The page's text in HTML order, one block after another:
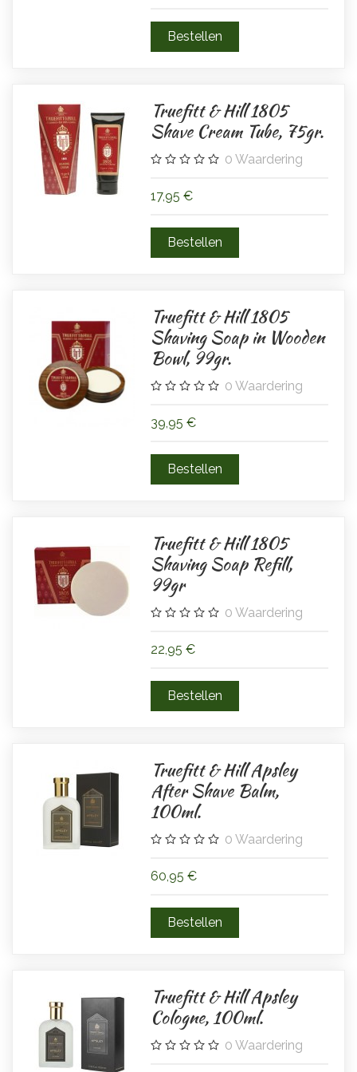
Truefitt & Hill 1805
Shave Cream Tube, 75gr.
0 Waardering
17,95 €
Truefitt & Hill 1805
Shaving Soap in Wooden
Bowl, 99gr.
0 Waardering
39,95 €
Truefitt & Hill 1805
Shaving Soap Refill,
99gr
0 Waardering
22,95 €
Truefitt & Hill Apsley
After Shave Balm,
100ml.
0 Waardering
60,95 €
Truefitt & Hill Apsley
Cologne, 100ml.
0 Waardering